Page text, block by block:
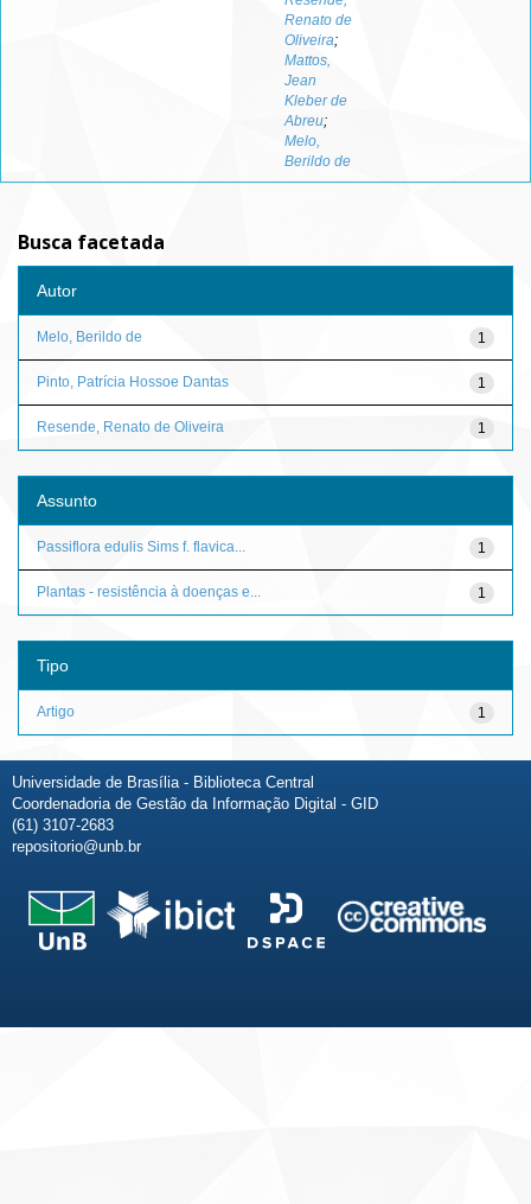
Renato de
Oliveira;
Mattos,
Jean
Kleber de
Abreu;
Melo,
Berildo de
Busca facetada
Autor
1
Melo, Berildo de
1
Pinto, Patrícia Hossoe Dantas
1
Resende, Renato de Oliveira
Assunto
1
Passiflora edulis Sims f. flavica...
1
Plantas - resistência à doenças e...
Tipo
1
Artigo
Universidade de Brasília - Biblioteca Central
Coordenadoria de Gestão da Informação Digital - GID
(61) 3107-2683
repositorio@unb.br